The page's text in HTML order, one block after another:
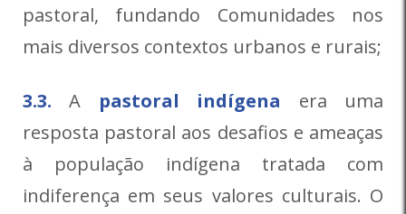
pastoral, fundando Comunidades nos
mais diversos contextos urbanos e rurais;
3.3. A pastoral indígena era uma
resposta pastoral aos desafios e ameaças
à população indígena tratada com
indiferença em seus valores culturais. O